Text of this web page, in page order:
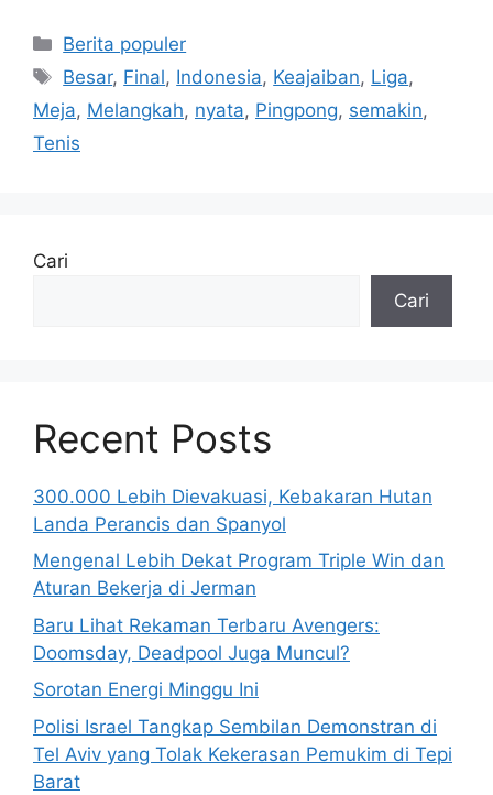
Kategori
Berita populer
Tag
Besar, Final, Indonesia, Keajaiban, Liga,
Meja, Melangkah, nyata, Pingpong, semakin,
Tenis
Cari
Cari
Recent Posts
300.000 Lebih Dievakuasi, Kebakaran Hutan
Landa Perancis dan Spanyol
Mengenal Lebih Dekat Program Triple Win dan
Aturan Bekerja di Jerman
Baru Lihat Rekaman Terbaru Avengers:
Doomsday, Deadpool Juga Muncul?
Sorotan Energi Minggu Ini
Polisi Israel Tangkap Sembilan Demonstran di
Tel Aviv yang Tolak Kekerasan Pemukim di Tepi
Barat